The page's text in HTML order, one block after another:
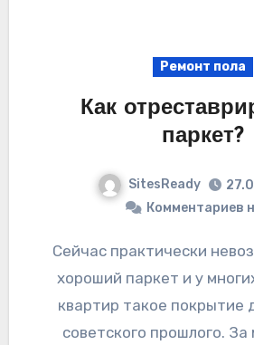
Ремонт пола
Как
паркет?
SitesReady
Комментариев
Сейчас практически невозможно найти
хороший паркет и у
квартир такое покрытие
советского прошлого. За